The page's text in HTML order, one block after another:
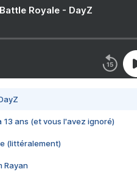
Royale - DayZ
13 ans (et vous l'avez ignoré)
(littéralement)
Rayan